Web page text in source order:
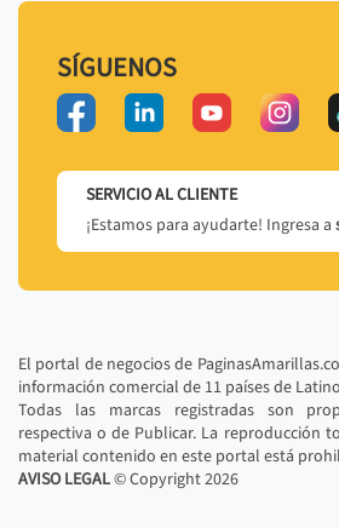
SÍGUENOS
SERVICIO AL CLIENTE
¡Estamos para ayudarte! Ingresa a
El portal de negocios de
información comercial de 11 países de
Todas las marcas registradas son
respectiva o de Publicar. La reproducción
material contenido en este portal está
AVISO LEGAL© Copyright2026